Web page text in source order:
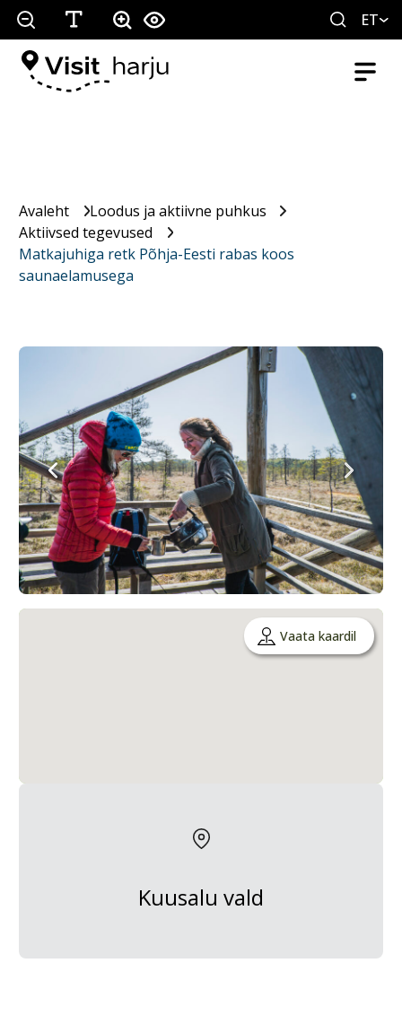
ET
Avaleht
Loodus ja aktiivne puhkus
Aktiivsed tegevused
Matkajuhiga retk Põhja-Eesti rabas koos
saunaelamusega
Vaata kaardil
Kuusalu vald